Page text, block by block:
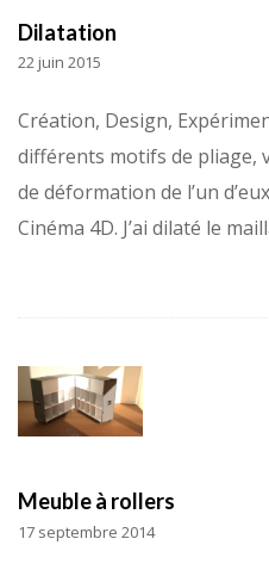
Dilatation
22 juin 2015
Création, Design,
différents motifs de pliage,
de déformation de l’un
Cinéma 4D. J’ai dilaté le
Meuble à rollers
17 septembre 2014